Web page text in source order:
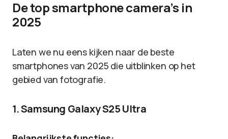
De top smartphone camera’s in
2025
Laten we nu eens kijken naar de beste
smartphones van 2025 die uitblinken op het
gebied van fotografie.
1. Samsung Galaxy S25 Ultra